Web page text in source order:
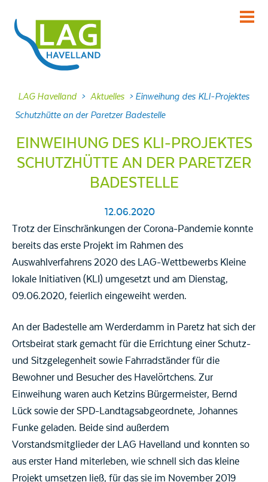
KENNENLERNEN
INFORMIEREN
Projekte
DABEI SEIN
Veranstaltungen
NACHLESEN
Dokumente
FRAGEN
Kontakt
LAG Havelland > Aktuelles > Einweihung des KLI-Projektes
Schutzhütte an der Paretzer Badestelle
EINWEIHUNG DES KLI-PROJEKTES
SCHUTZHÜTTE AN DER PARETZER
BADESTELLE
12.06.2020
Trotz der Einschränkungen der Corona-Pandemie konnte
bereits das erste Projekt im Rahmen des
Auswahlverfahrens 2020 des LAG-Wettbewerbs Kleine
lokale Initiativen (KLI) umgesetzt und am Dienstag,
09.06.2020, feierlich eingeweiht werden.
An der Badestelle am Werderdamm in Paretz hat sich der
Ortsbeirat stark gemacht für die Errichtung einer Schutz-
und Sitzgelegenheit sowie Fahrradständer für die
Bewohner und Besucher des Havelörtchens. Zur
Einweihung waren auch Ketzins Bürgermeister, Bernd
Lück sowie der SPD-Landtagsabgeordnete, Johannes
Funke geladen. Beide sind außerdem
Vorstandsmitglieder der LAG Havelland und konnten so
aus erster Hand miterleben, wie schnell sich das kleine
Projekt umsetzen ließ, für das sie im November 2019